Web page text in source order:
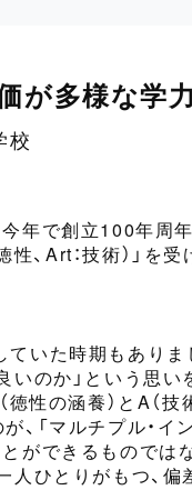
が多様な学
校
年で創立100年周年
性、Art：技術）」を
ていた時期もありま
いのか 」 という思い
（徳性の涵養） とA（技
、「マルチプル・イ
ができるものでは
人ひとりがもつ、